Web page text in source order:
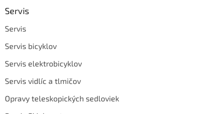
Servis
Servis
Servis bicyklov
Servis elektrobicyklov
Servis vidlíc a tlmičov
Opravy teleskopických sedloviek